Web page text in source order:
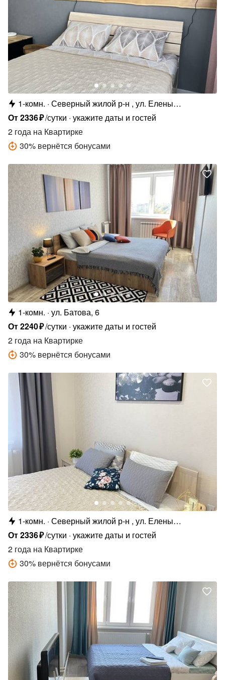
1-комн. Северный жилой р-н , ул. Елены
Колесовой, 26Б
От2336₽/сутки укажите даты и гостей
2 года на Квартирке
30% вернётся бонусами
1-комн. ул. Батова, 6
От2240₽/сутки укажите даты и гостей
2 года на Квартирке
30% вернётся бонусами
1-комн. Северный жилой р-н , ул. Елены
Колесовой, 26Б
От2336₽/сутки укажите даты и гостей
2 года на Квартирке
30% вернётся бонусами